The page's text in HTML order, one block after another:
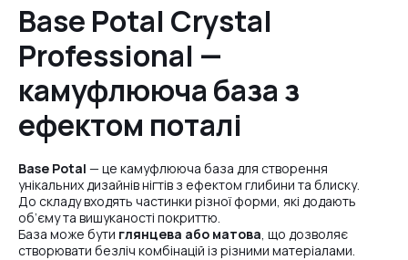
№6
№22
Base Potal Crystal
Professional —
камуфлююча база з
ефектом поталі
Base Potal — це камуфлююча база для створення
унікальних дизайнів нігтів з ефектом глибини та блиску.
До складу входять частинки різної форми, які додають
об’єму та вишуканості покриттю.
База може бути глянцева або матова, що дозволяє
створювати безліч комбінацій із різними матеріалами.